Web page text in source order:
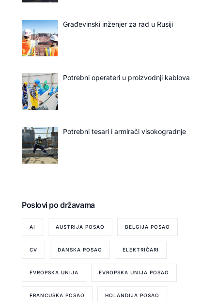
Građevinski inženjer za rad u Rusiji
Potrebni operateri u proizvodnji kablova
Potrebni tesari i armirači visokogradnje
Poslovi po državama
AI AUSTRIJA POSAO BELGIJA POSAO
CV DANSKA POSAO ELEKTRIČARI
EVROPSKA UNIJA EVROPSKA UNIJA POSAO
FRANCUSKA POSAO HOLANDIJA POSAO